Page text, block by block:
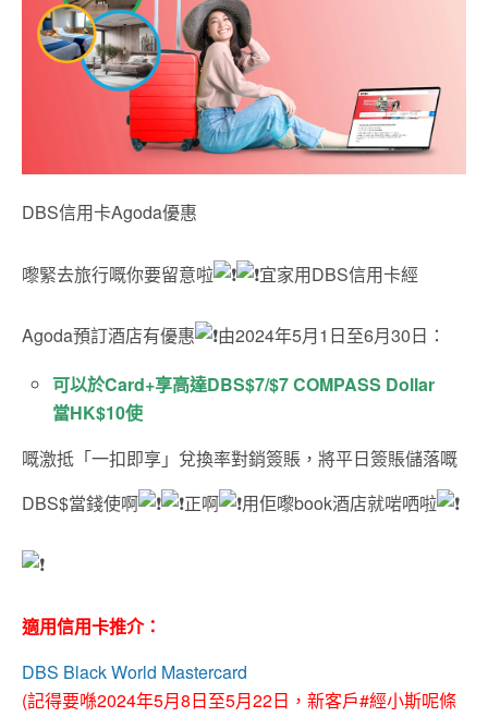
DBS信用卡Agoda優惠
嚟緊去旅行嘅你要留意啦 宜家用DBS信用卡經
Agoda預訂酒店有優惠
由2024年5月1日至6月30日：
可以於Card+享高達DBS$7/$7 COMPASS Dollar
當HK$10使
嘅激抵「一扣即享」兌換率對銷簽賬，將平日簽賬儲落嘅
DBS$當錢使啊
正啊 用佢嚟book酒店就啱哂啦
適用信用卡推介：
DBS Black World Mastercard
(記得要喺2024年5月8日至5月22日，新客戶#經小斯呢條